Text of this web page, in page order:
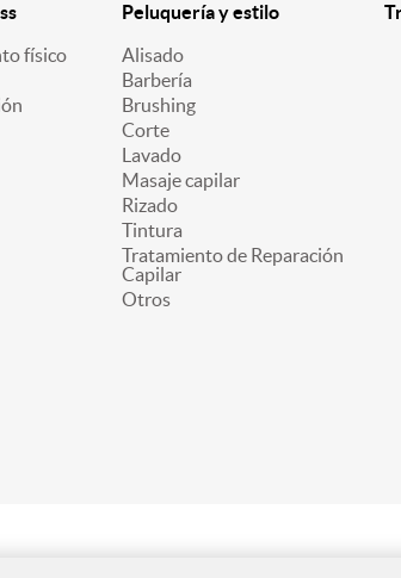
físico
Peluquería y estilo
Alisado
Barbería
Brushing
Corte
Lavado
Masaje capilar
Rizado
Tintura
Tratamiento de Reparación
Capilar
Otros